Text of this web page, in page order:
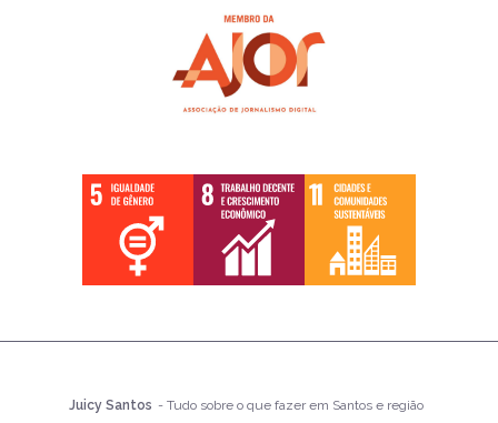
Juicy Santos - Tudo sobre o que fazer em Santos e região